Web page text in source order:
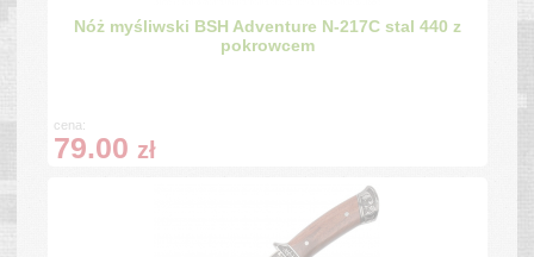
Nóż myśliwski BSH Adventure N-217C stal 440 z
pokrowcem
cena:
79.00 zł